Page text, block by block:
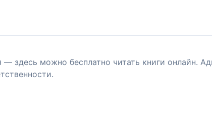
здесь можно бесплатно читать книги онлайн.